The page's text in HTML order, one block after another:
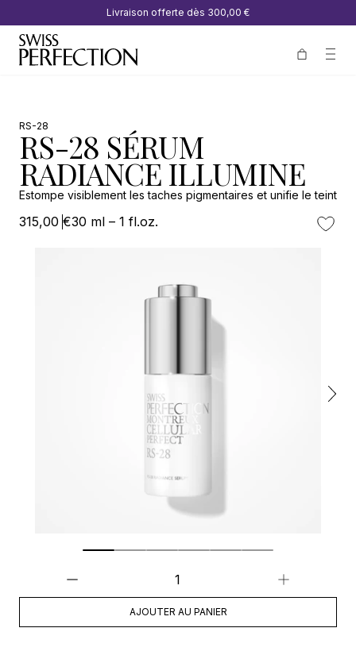
Livraison offerte dès 300,00 €
RS-28
RS-28 SÉRUM
RADIANCE ILLUMINE
Estompe visiblement les taches pigmentaires et unifie le teint
315,00 €30 ml – 1 fl.oz.
AJOUTER AU PANIER